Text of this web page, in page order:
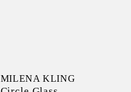
MILENA KLING